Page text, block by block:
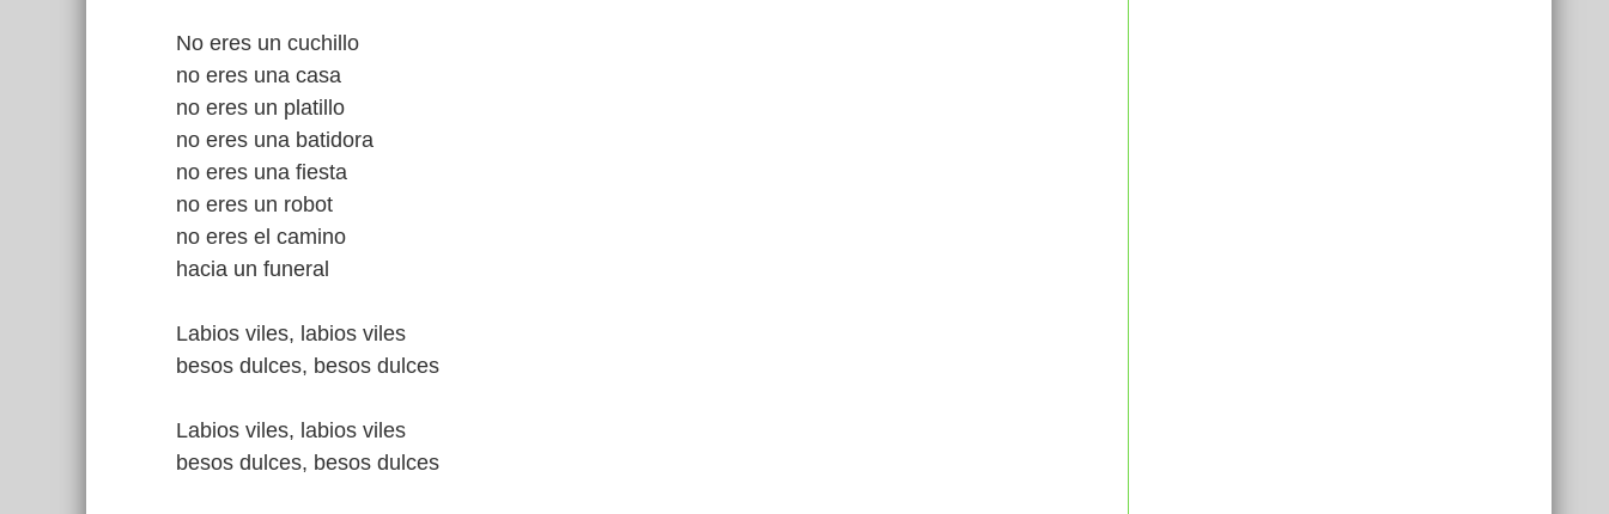
No eres un cuchillo
no eres una casa
no eres un platillo
no eres una batidora
no eres una fiesta
no eres un robot
no eres el camino
hacia un funeral
Labios viles, labios viles
besos dulces, besos dulces
Labios viles, labios viles
besos dulces, besos dulces